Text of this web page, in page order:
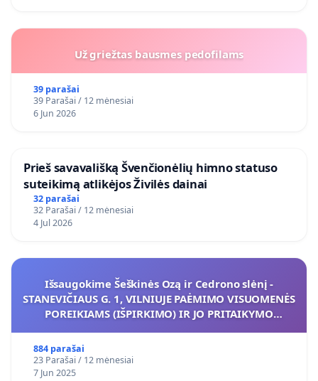
Už griežtas bausmes pedofilams
39 parašai
39 Parašai / 12 mėnesiai
6 Jun 2026
​Prieš savavališką Švenčionėlių himno statuso
suteikimą atlikėjos Živilės dainai
32 parašai
32 Parašai / 12 mėnesiai
4 Jul 2026
Išsaugokime Šeškinės Ozą ir Cedrono slėnį -
STANEVIČIAUS G. 1, VILNIUJE PAĖMIMO VISUOMENĖS
POREIKIAMS (IŠPIRKIMO) IR JO PRITAIKYMO
884 parašai
23 Parašai / 12 mėnesiai
7 Jun 2025